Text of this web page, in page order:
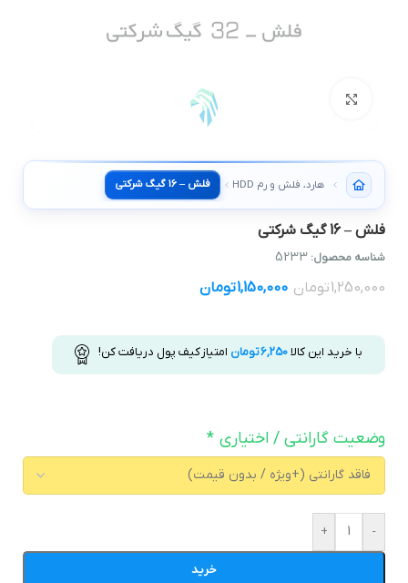
هارد، فلش و رم SSD HDD فلش – 16 گیگ شرکتی
فلش – 16 گیگ شرکتی
شناسه محصول: 5233
1,250,000تومان 1,150,000تومان
با خرید این کالا6,250تومان امتیاز کیف پول دریافت کن!
وضعیت گارانتی / اختیاری *
-
+
خرید